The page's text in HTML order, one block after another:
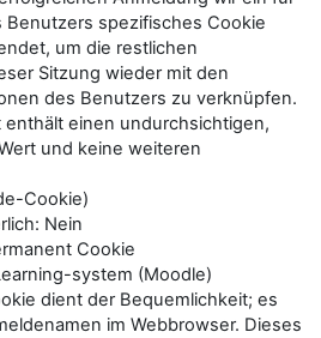
Benutzers spezifisches Cookie
um die restlichen
Sitzung wieder mit den
des Benutzers zu verknüpfen.
enthält einen undurchsichtigen,
und keine weiteren
Cookie)
Nein
Cookie
system (Moodle)
dient der Bequemlichkeit; es
im Webbrowser. Dieses